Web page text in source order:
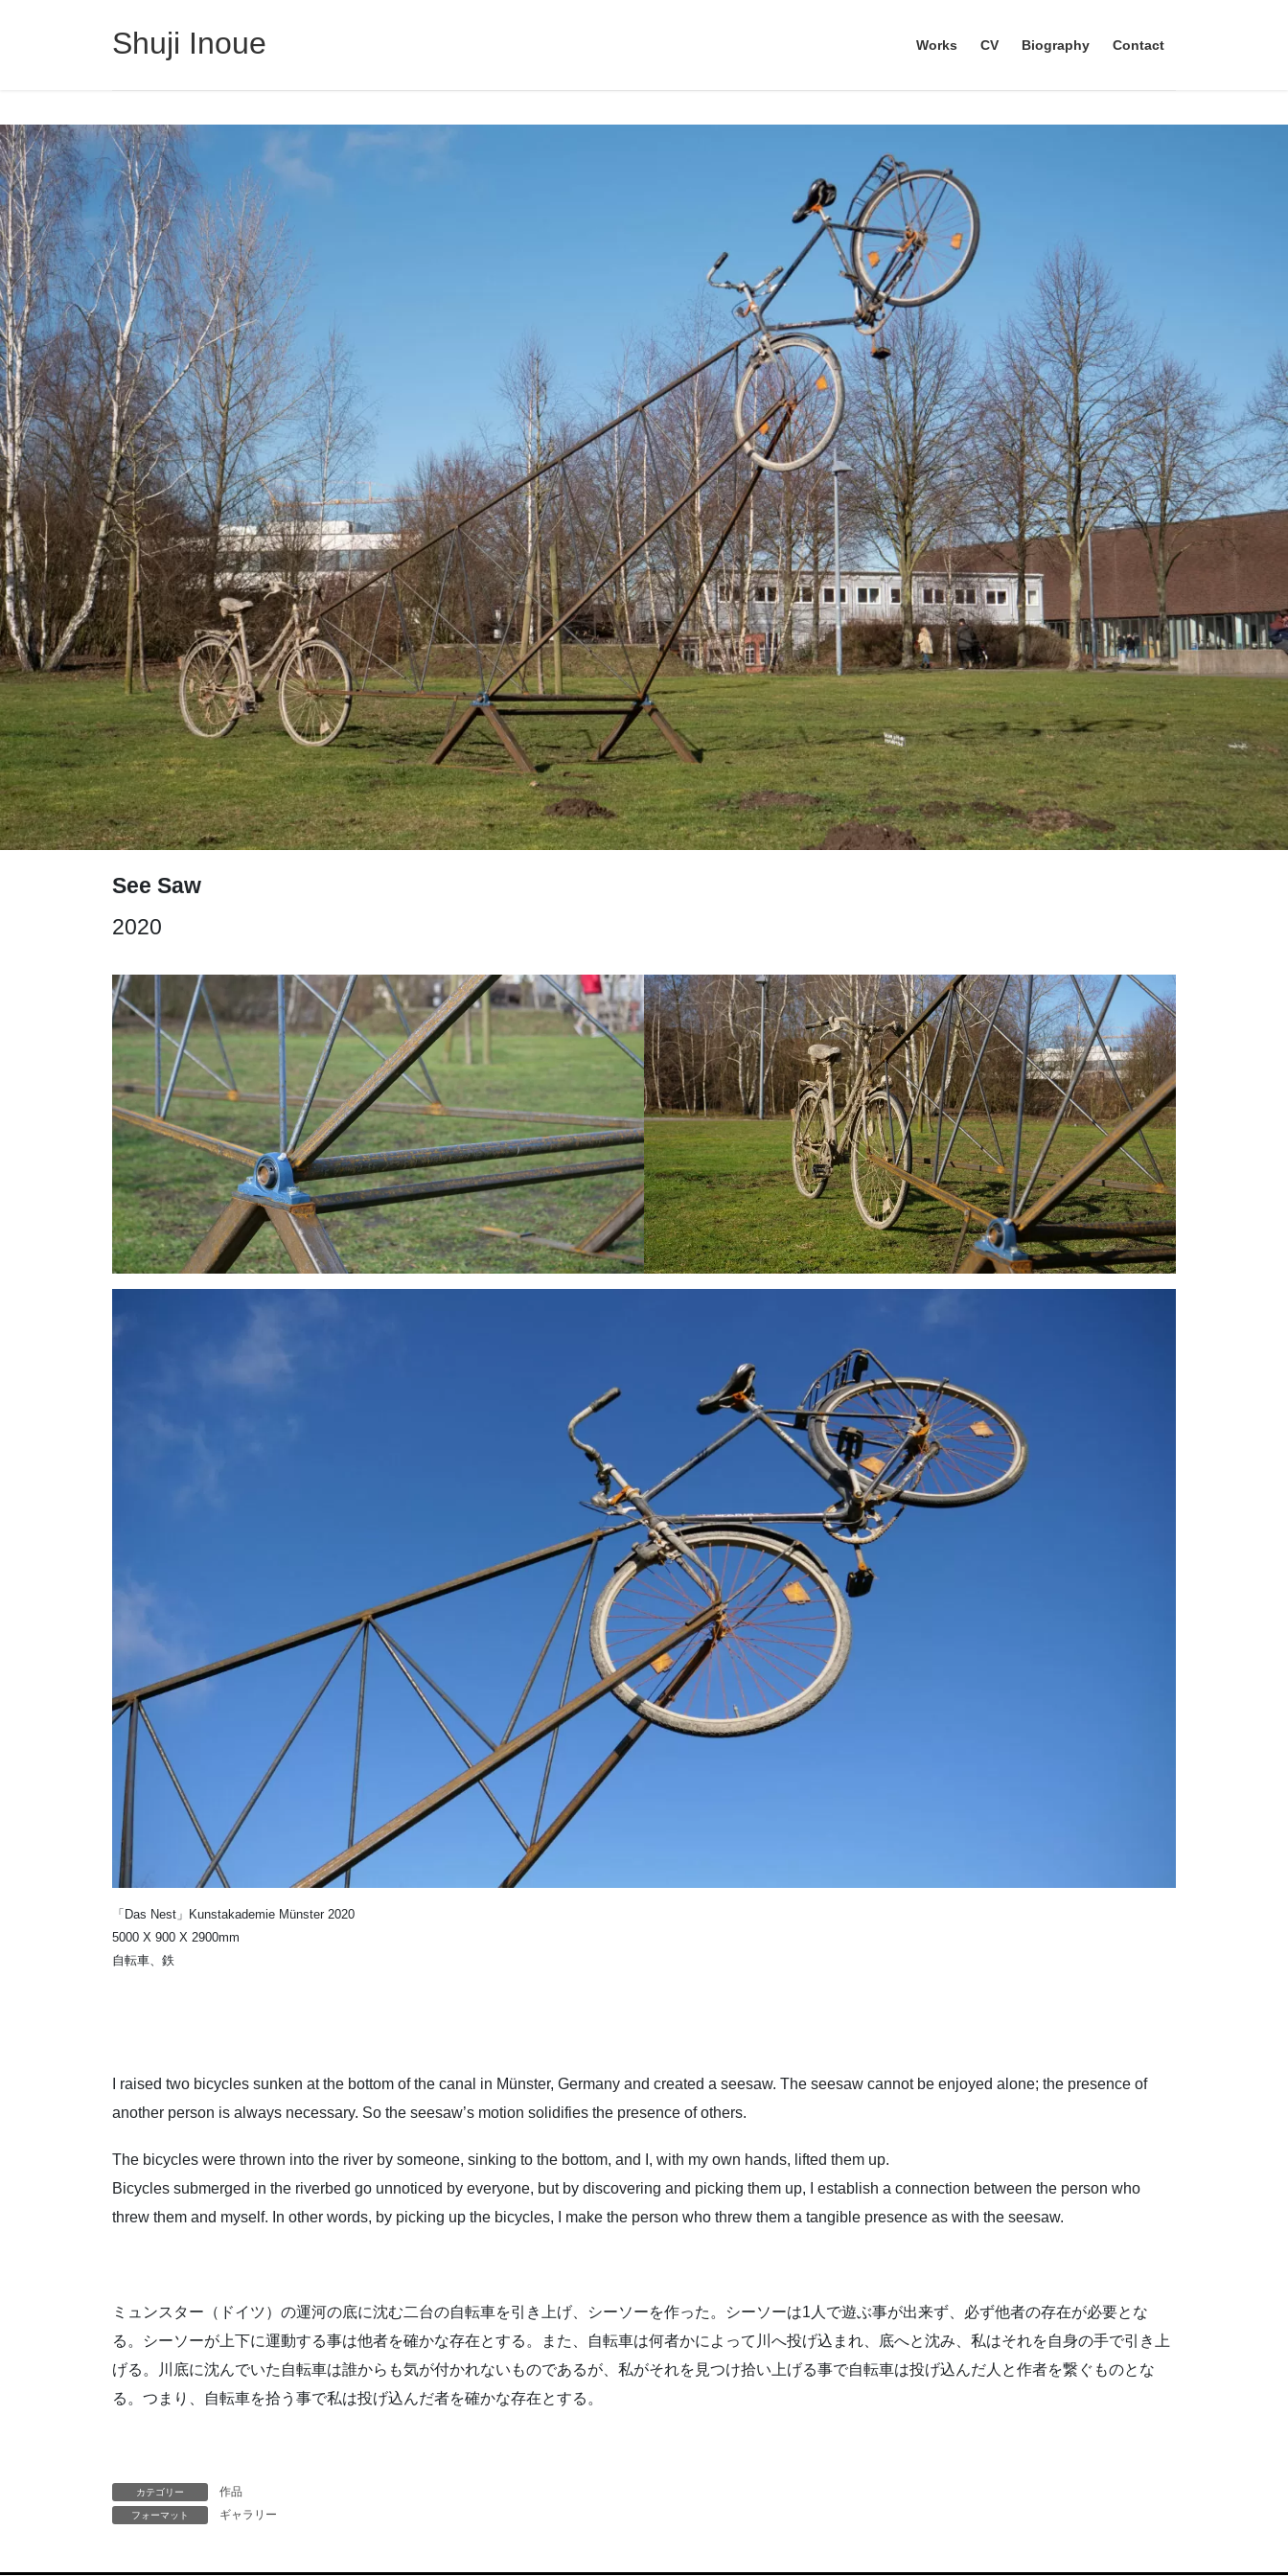
へ
ス
キ
ッ
プ
ョ
ン
に
移
動
Shuji Inoue Works CV Biography Contact
See Saw
2020
「Das Nest」Kunstakademie Münster 2020
5000 X 900 X 2900mm
自転車、鉄
I raised two bicycles sunken at the bottom of the canal in Münster, Germany and created a seesaw. The seesaw cannot be enjoyed alone; the presence of
another person is always necessary. So the seesaw’s motion solidifies the presence of others.
The bicycles were thrown into the river by someone, sinking to the bottom, and I, with my own hands, lifted them up.
Bicycles submerged in the riverbed go unnoticed by everyone, but by discovering and picking them up, I establish a connection between the person who
threw them and myself. In other words, by picking up the bicycles, I make the person who threw them a tangible presence as with the seesaw.
ミュンスター（ドイツ）の運河の底に沈む二台の自転車を引き上げ、シーソーを作った。シーソーは1人で遊ぶ事が出来ず、必ず他者の存在が必要とな
る。シーソーが上下に運動する事は他者を確かな存在とする。また、自転車は何者かによって川へ投げ込まれ、底へと沈み、私はそれを自身の手で引き上
げる。川底に沈んでいた自転車は誰からも気が付かれないものであるが、私がそれを見つけ拾い上げる事で自転車は投げ込んだ人と作者を繋ぐものとな
る。つまり、自転車を拾う事で私は投げ込んだ者を確かな存在とする。
カテゴリー 作品
フォーマット ギャラリー